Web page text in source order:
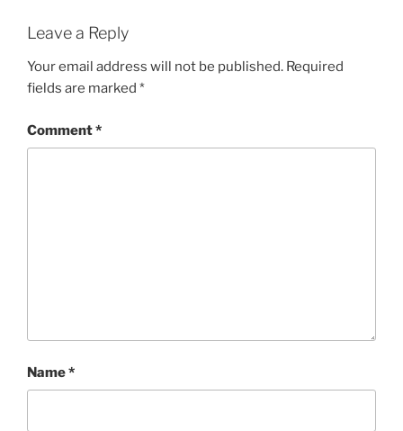
Leave a Reply
Your email address will not be published. Required
fields are marked *
Comment*
Name*